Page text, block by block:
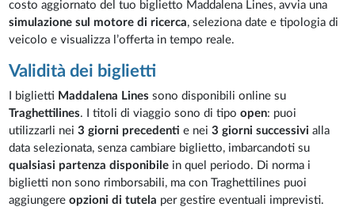
costo aggiornato del tuo biglietto Maddalena Lines, avvia una
simulazione sul motore di ricerca, seleziona date e tipologia di
veicolo e visualizza l’offerta in tempo reale.
Validità dei biglietti
I biglietti Maddalena Lines sono disponibili online su
Traghettilines. I titoli di viaggio sono di tipoopen: puoi
utilizzarli nei3 giorni precedenti e nei3 giorni successivi alla
data selezionata, senza cambiare biglietto, imbarcandoti su
qualsiasi partenza disponibile in quel periodo. Di norma i
biglietti non sono rimborsabili, ma con Traghettilines puoi
aggiungereopzioni di tutela per gestire eventuali imprevisti.